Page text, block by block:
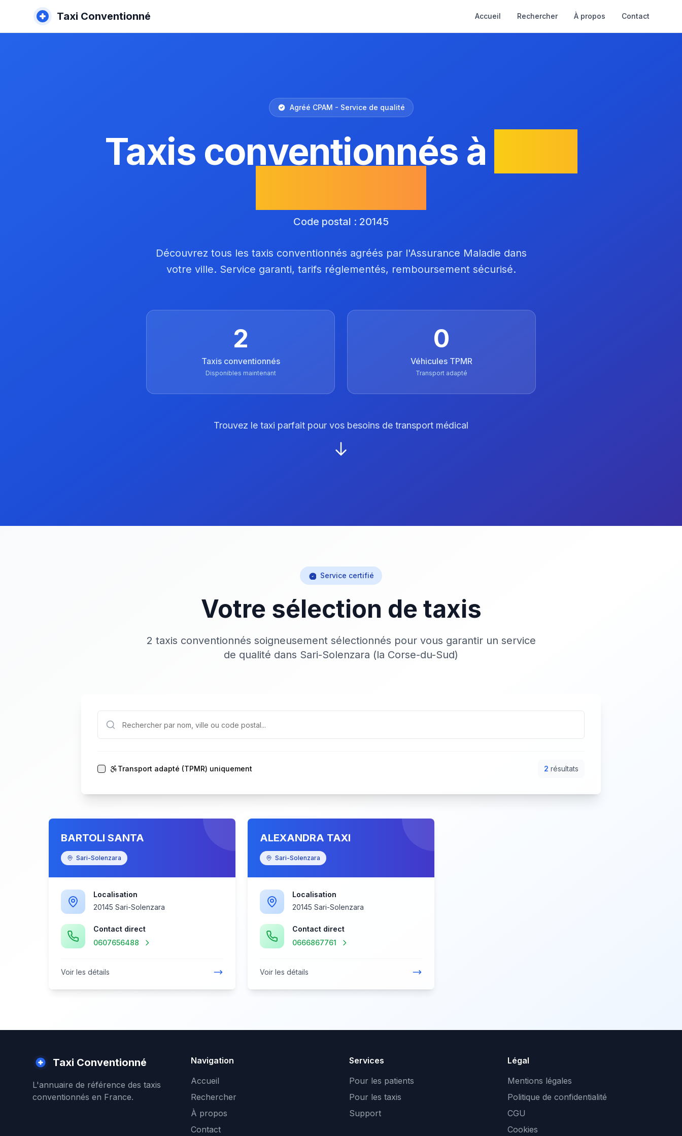
Taxi Conventionné Accueil Rechercher À propos Contact
Agréé CPAM - Service de qualité
Taxis conventionnés à
Code postal : 20145
Découvrez tous les taxis conventionnés agréés par l'Assurance Maladie dans
votre ville. Service garanti, tarifs réglementés, remboursement sécurisé.
2
Taxis conventionnés
Disponibles maintenant
0
Véhicules TPMR
Transport adapté
Trouvez le taxi parfait pour vos besoins de transport médical
Service certifié
Votre sélection de taxis
2 taxis conventionnés soigneusement sélectionnés pour vous garantir un service
de qualité dans Sari-Solenzara (la Corse-du-Sud)
Transport adapté (TPMR) uniquement 2 résultats
BARTOLI SANTA
Sari-Solenzara
Localisation
20145 Sari-Solenzara
Contact direct
0607656488
Voir les détails
ALEXANDRA TAXI
Sari-Solenzara
Localisation
20145 Sari-Solenzara
Contact direct
0666867761
Voir les détails
Taxi Conventionné
L'annuaire de référence des taxis
conventionnés en France.
Navigation
Accueil
Rechercher
À propos
Contact
Services
Pour les patients
Pour les taxis
Support
Légal
Mentions légales
Politique de confidentialité
CGU
Cookies